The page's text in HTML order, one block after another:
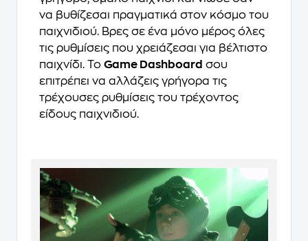
να βυθίζεσαι πραγματικά στον κόσμο του
παιχνιδιού. Βρες σε ένα μόνο μέρος όλες
τις ρυθμίσεις που χρειάζεσαι για βέλτιστο
παιχνίδι. Το Game Dashboard σου
επιτρέπει να αλλάζεις γρήγορα τις
τρέχουσες ρυθμίσεις του τρέχοντος
είδους παιχνιδιού.